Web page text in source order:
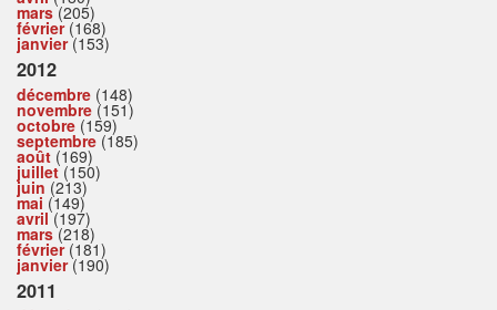
mars(205)
février(168)
janvier(153)
2012
décembre (148)
novembre (151)
octobre (159)
septembre (185)
août (169)
juillet(150)
juin (213)
mai (149)
avril(197)
mars(218)
février(181)
janvier(190)
2011